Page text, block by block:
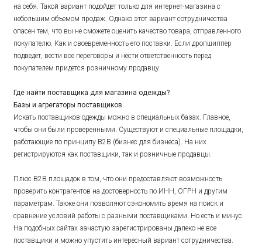
на себя. Такой вариант подойдет только для интернет-магазина с
небольшим объемом продаж. Однако этот вариант сотрудничества
опасен тем, что вы не сможете оценить качество товара, отправленного
покупателю. Как и своевременность его поставки. Если дропшиппер
подведет, вести все переговоры и нести ответственность перед
покупателем придется розничному продавцу.
Где найти поставщика для магазина одежды?
Базы и агрегаторы поставщиков
Искать поставщиков одежды можно в специальных базах. Главное,
чтобы они были проверенными. Существуют и специальные площадки,
работающие по принципу B2B (бизнес для бизнеса). На них
регистрируются как поставщики, так и розничные продавцы.
Плюс B2B площадок в том, что они предоставляют возможность
проверить контрагентов на достоверность по ИНН, ОГРН и другим
параметрам. Также они позволяют сэкономить время на поиск и
сравнение условий работы с разными поставщиками. Но есть и минус.
На подобных сайтах зачастую зарегистрированы далеко не все
поставщики и можно упустить интересный вариант сотрудничества.